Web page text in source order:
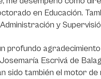
en Educación.
y
profundo
Escrivá de
sido también el motor de